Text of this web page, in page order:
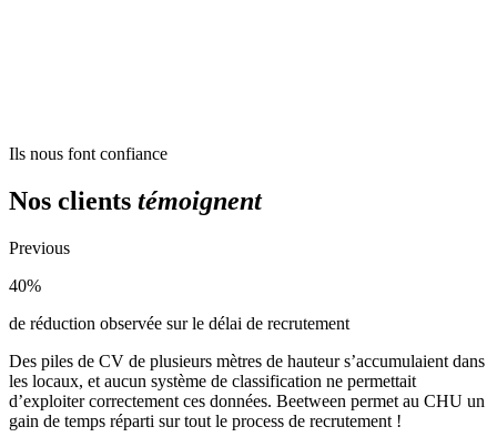
Ils nous font confiance
Nos clients témoignent
Previous
40%
de réduction observée sur le délai de recrutement
Des piles de CV de plusieurs mètres de hauteur s’accumulaient dans
les locaux, et aucun système de classification ne permettait
d’exploiter correctement ces données. Beetween permet au CHU un
gain de temps réparti sur tout le process de recrutement !